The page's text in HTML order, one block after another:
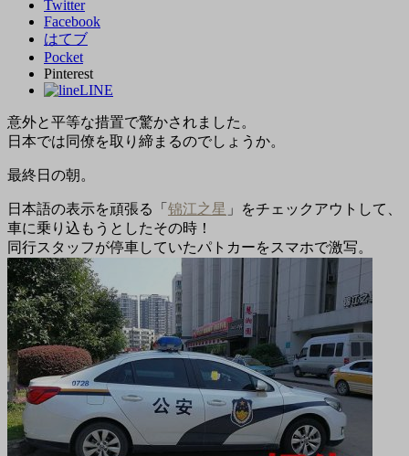
Twitter
Facebook
はてブ
Pocket
Pinterest
LINE
意外と平等な措置で驚かされました。
日本では同僚を取り締まるのでしょうか。
最終日の朝。
日本語の表示を頑張る「 锦江之星 」をチェックアウトして、
車に乗り込もうとしたその時！
同行スタッフが停車していたパトカーをスマホで激写。